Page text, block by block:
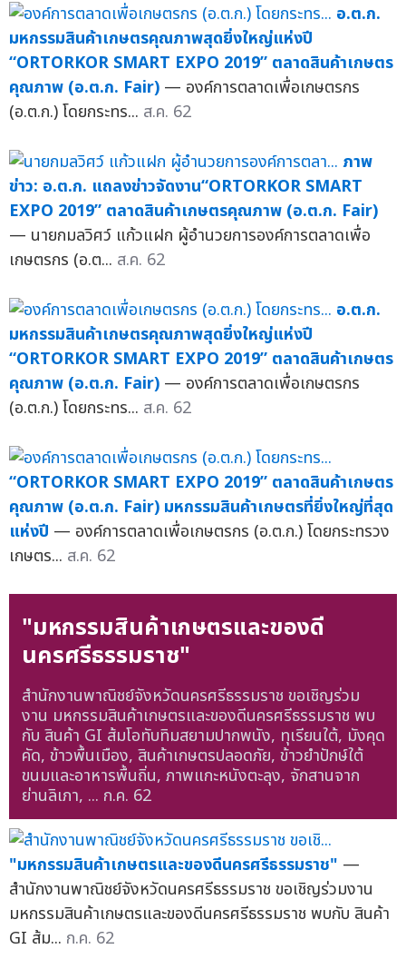
อ.ต.ก.
มหกรรมสินค้าเกษตรคุณภาพสุดยิ่งใหญ่แห่งปี
“ORTORKOR SMART EXPO 2019” ตลาดสินค้าเกษตร
คุณภาพ (อ.ต.ก. Fair) — องค์การตลาดเพื่อเกษตรกร
(อ.ต.ก.) โดยกระทร... ส.ค. 62
ภาพ
ข่าว: อ.ต.ก. แถลงข่าวจัดงาน“ORTORKOR SMART
EXPO 2019” ตลาดสินค้าเกษตรคุณภาพ (อ.ต.ก. Fair)
— นายกมลวิศว์ แก้วแฝก ผู้อำนวยการองค์การตลาดเพื่อ
เกษตรกร (อ.ต... ส.ค. 62
อ.ต.ก.
มหกรรมสินค้าเกษตรคุณภาพสุดยิ่งใหญ่แห่งปี
“ORTORKOR SMART EXPO 2019” ตลาดสินค้าเกษตร
คุณภาพ (อ.ต.ก. Fair) — องค์การตลาดเพื่อเกษตรกร
(อ.ต.ก.) โดยกระทร... ส.ค. 62
“ORTORKOR SMART EXPO 2019” ตลาดสินค้าเกษตร
คุณภาพ (อ.ต.ก. Fair) มหกรรมสินค้าเกษตรที่ยิ่งใหญ่ที่สุด
แห่งปี — องค์การตลาดเพื่อเกษตรกร (อ.ต.ก.) โดยกระทรวง
เกษตร... ส.ค. 62
"มหกรรมสินค้าเกษตรและของดี
นครศรีธรรมราช"
สำนักงานพาณิชย์จังหวัดนครศรีธรรมราช ขอเชิญร่วม
งาน มหกรรมสินค้าเกษตรและของดีนครศรีธรรมราช พบ
กับ สินค้า GI ส้มโอทับทิมสยามปากพนัง, ทุเรียนใต้, มังคุด
คัด, ข้าวพื้นเมือง, สินค้าเกษตรปลอดภัย, ข้าวยำปักษ์ใต้
ขนมและอาหารพื้นถิ่น, ภาพแกะหนังตะลุง, จักสานจาก
ย่านลิเภา, ... ก.ค. 62
"มหกรรมสินค้าเกษตรและของดีนครศรีธรรมราช" —
สำนักงานพาณิชย์จังหวัดนครศรีธรรมราช ขอเชิญร่วมงาน
มหกรรมสินค้าเกษตรและของดีนครศรีธรรมราช พบกับ สินค้า
GI ส้ม... ก.ค. 62